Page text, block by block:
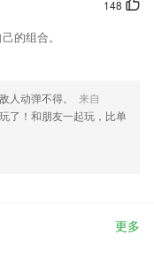
148
的组合。
人动弹不得。
来自
了！和朋友一起玩，比单
更多